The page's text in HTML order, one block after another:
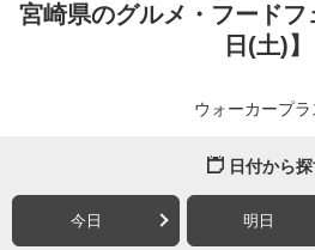
宮崎県のグルメ・フード
日(土)】
ウォーカープ
日付から
今日 明日